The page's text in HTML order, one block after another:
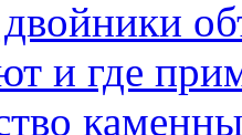
и где